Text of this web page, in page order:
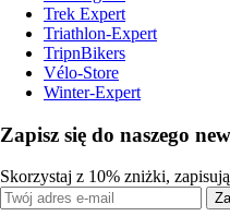
Trek Expert
Triathlon-Expert
TripnBikers
Vélo-Store
Winter-Expert
Zapisz się do naszego
Skorzystaj z 10% zniżki,